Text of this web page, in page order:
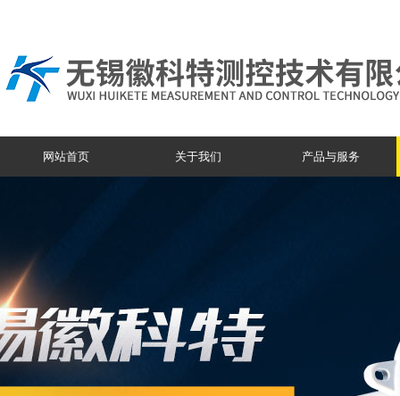
网站首页 关于我们 产品与服务